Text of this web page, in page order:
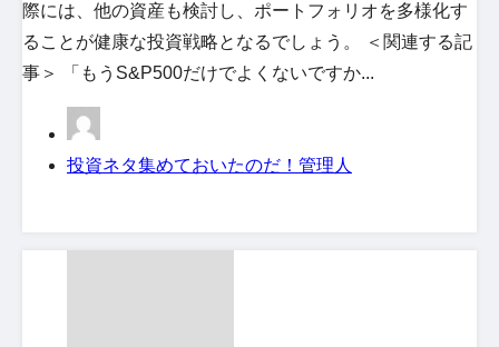
際には、他の資産も検討し、ポートフォリオを多様化す
ることが健康な投資戦略となるでしょう。 ＜関連する記
事＞ 「もうS&P500だけでよくないですか...
投資ネタ集めておいたのだ！管理人